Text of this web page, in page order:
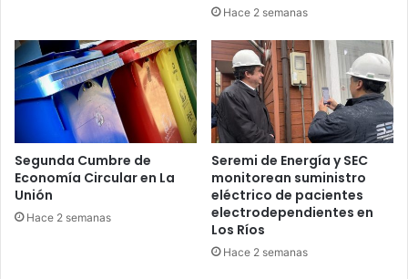
Hace 2 semanas
Segunda Cumbre de
Economía Circular en La
Unión
Hace 2 semanas
Seremi de Energía y SEC
monitorean suministro
eléctrico de pacientes
electrodependientes en
Los Ríos
Hace 2 semanas